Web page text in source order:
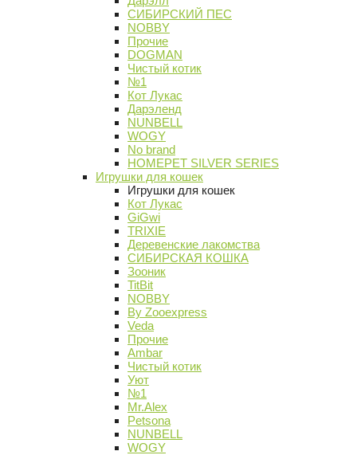
СИБИРСКИЙ ПЕС
NOBBY
Прочие
DOGMAN
Чистый котик
№1
Кот Лукас
Дарэленд
NUNBELL
WOGY
No brand
HOMEPET SILVER SERIES
Игрушки для кошек
Игрушки для кошек
Кот Лукас
GiGwi
TRIXIE
Деревенские лакомства
СИБИРСКАЯ КОШКА
Зооник
TitBit
NOBBY
By Zooexpress
Veda
Прочие
Ambar
Чистый котик
Уют
№1
Mr.Alex
Petsona
NUNBELL
WOGY